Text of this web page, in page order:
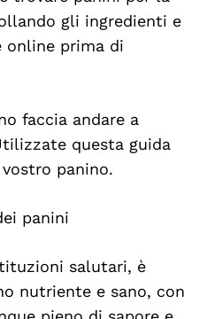
gli ingredienti e
online prima di
faccia andare a
questa guida
panino.
panini
salutari, è
nutriente e sano, con